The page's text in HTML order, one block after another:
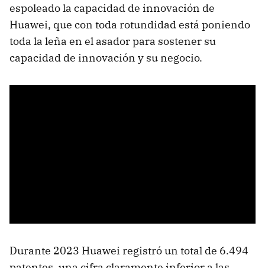
espoleado la capacidad de innovación de
Huawei, que con toda rotundidad está poniendo
toda la leña en el asador para sostener su
capacidad de innovación y su negocio.
Durante 2023 Huawei registró un total de 6.494